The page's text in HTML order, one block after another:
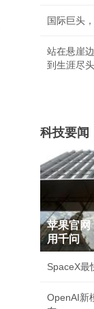
国际巨头
站在悬崖
到生涯尽
科技要闻
苹果官网
用千问
SpaceX最
OpenAI新